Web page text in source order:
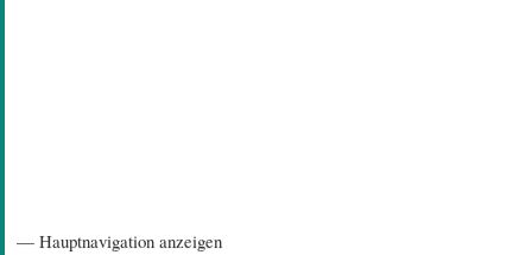
— Hauptnavigation anzeigen